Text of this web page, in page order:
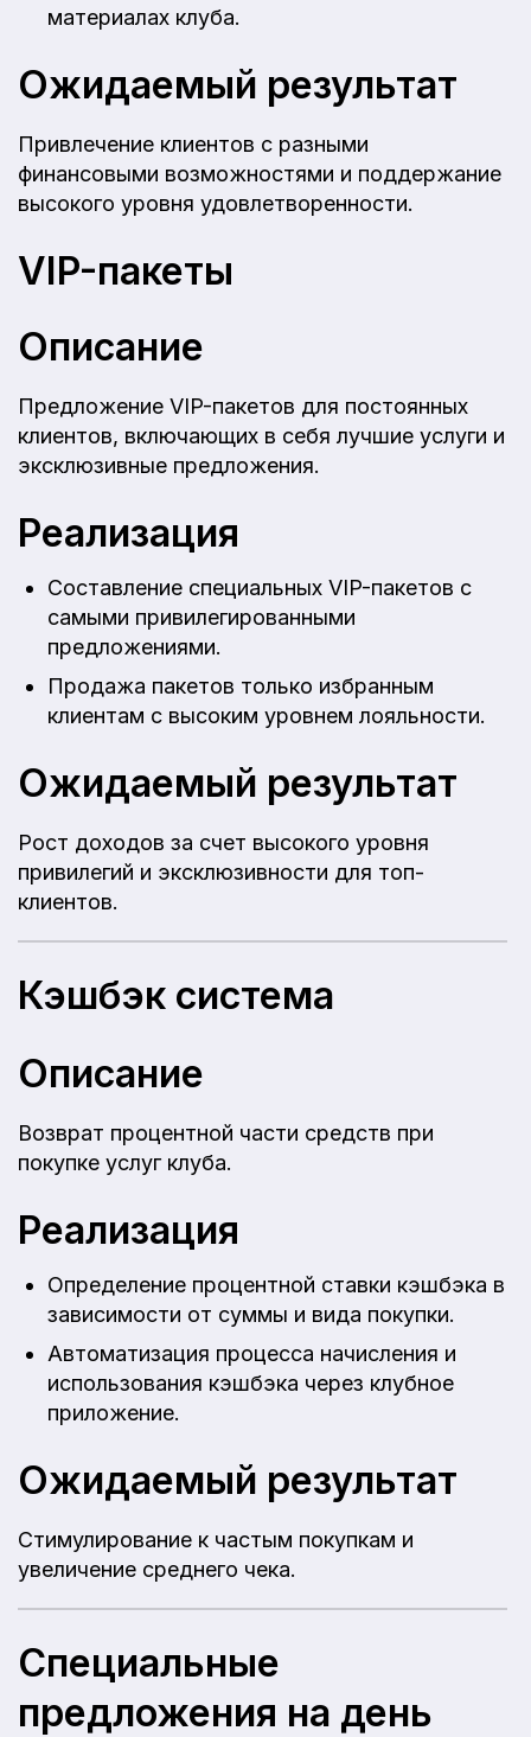
материалах клуба.
Ожидаемый результат
Привлечение клиентов с разными
финансовыми возможностями и поддержание
высокого уровня удовлетворенности.
VIP-пакеты
Описание
Предложение VIP-пакетов для постоянных
клиентов, включающих в себя лучшие услуги и
эксклюзивные предложения.
Реализация
Составление специальных VIP-пакетов с
самыми привилегированными
предложениями.
Продажа пакетов только избранным
клиентам с высоким уровнем лояльности.
Ожидаемый результат
Рост доходов за счет высокого уровня
привилегий и эксклюзивности для топ-
клиентов.
Кэшбэк система
Описание
Возврат процентной части средств при
покупке услуг клуба.
Реализация
Определение процентной ставки кэшбэка в
зависимости от суммы и вида покупки.
Автоматизация процесса начисления и
использования кэшбэка через клубное
приложение.
Ожидаемый результат
Стимулирование к частым покупкам и
увеличение среднего чека.
Специальные
предложения на день